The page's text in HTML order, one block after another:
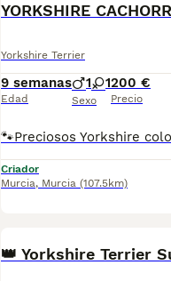
YORKSHIRE
Yorkshire Terrier
9 semanas
Edad
1 1
Sexo
200 €
Precio
Criador
Murcia, Murcia (107.5km)
👑 Yorkshire Terrier